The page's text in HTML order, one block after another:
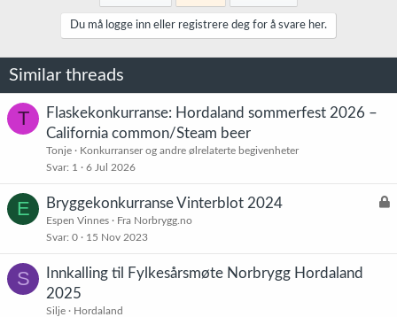
Du må logge inn eller registrere deg for å svare her.
Similar threads
T
Flaskekonkurranse: Hordaland sommerfest 2026 –
California common/Steam beer
Tonje
Konkurranser og andre ølrelaterte begivenheter
Svar 1 6 Jul 2026
E
L
Bryggekonkurranse Vinterblot 2024
Espen Vinnes
Fra Norbrygg.no
Svar 0 15 Nov 2023
S
Innkalling til Fylkesårsmøte Norbrygg Hordaland
2025
Silje
Hordaland